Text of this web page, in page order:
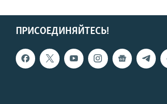
ПРИСОЕДИНЯЙТЕСЬ!